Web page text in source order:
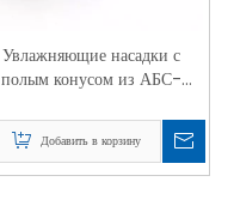
Увлажняющие насадки с
полым конусом из АБС-
Добавить в корзину